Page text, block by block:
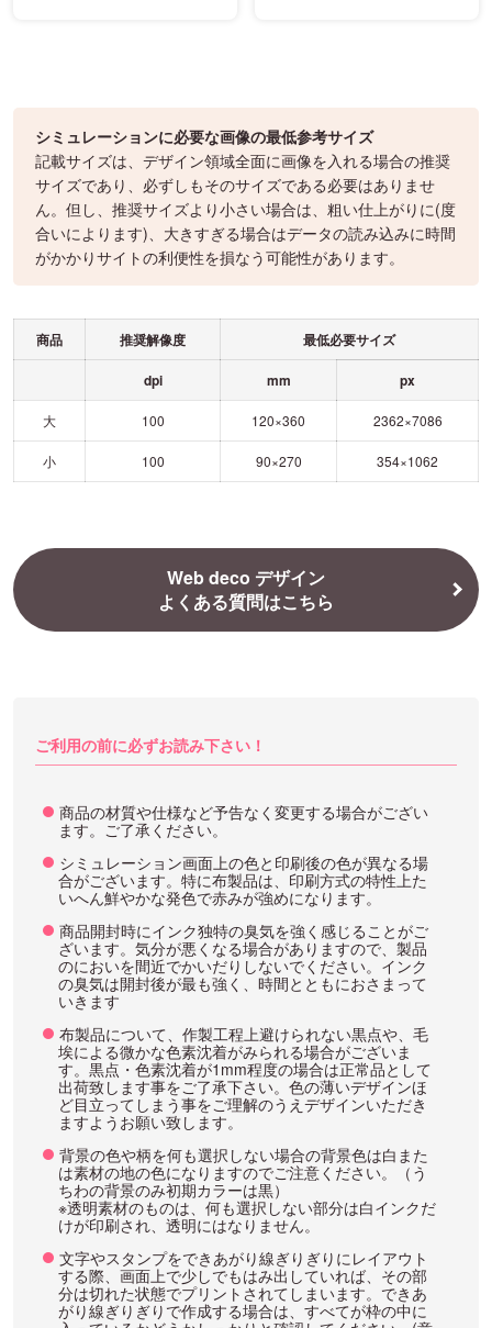
シミュレーションに必要な画像の最低参考サイズ
記載サイズは、デザイン領域全面に画像を入れる場合の推奨
サイズであり、必ずしもそのサイズである必要はありませ
ん。但し、推奨サイズより小さい場合は、粗い仕上がりに(度
合いによります)、大きすぎる場合はデータの読み込みに時間
がかかりサイトの利便性を損なう可能性があります。
商品 推奨解像度 最低必要サイズ
dpi mm px
大 100 120×360 2362×7086
小 100 90×270 354×1062
Web deco デザイン
よくある質問はこちら
ご利用の前に必ずお読み下さい！
商品の材質や仕様など予告なく変更する場合がござい
ます。ご了承ください。
シミュレーション画面上の色と印刷後の色が異なる場
合がございます。特に布製品は、印刷方式の特性上た
いへん鮮やかな発色で赤みが強めになります。
商品開封時にインク独特の臭気を強く感じることがご
ざいます。気分が悪くなる場合がありますので、製品
のにおいを間近でかいだりしないでください。インク
の臭気は開封後が最も強く、時間とともにおさまって
いきます
布製品について、作製工程上避けられない黒点や、毛
埃による微かな色素沈着がみられる場合がございま
す。黒点・色素沈着が1mm程度の場合は正常品として
出荷致します事をご了承下さい。色の薄いデザインほ
ど目立ってしまう事をご理解のうえデザインいただき
ますようお願い致します。
背景の色や柄を何も選択しない場合の背景色は白また
は素材の地の色になりますのでご注意ください。（う
ちわの背景のみ初期カラーは黒）
※透明素材のものは、何も選択しない部分は白インクだ
けが印刷され、透明にはなりません。
文字やスタンプをできあがり線ぎりぎりにレイアウト
する際、画面上で少しでもはみ出していれば、その部
分は切れた状態でプリントされてしまいます。できあ
がり線ぎりぎりで作成する場合は、すべてが枠の中に